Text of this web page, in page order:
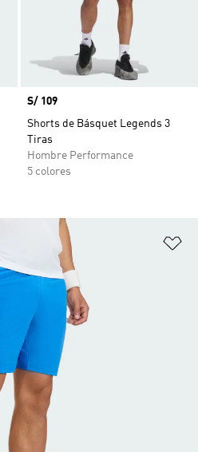
Precio
S/ 109
Shorts de Básquet Legends 3
Tiras
Hombre Performance
5 colores